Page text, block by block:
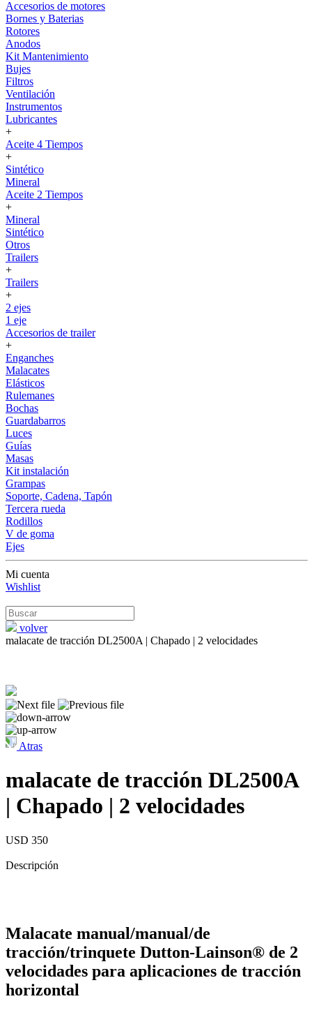
Accesorios de motores
Bornes y Baterias
Rotores
Anodos
Kit Mantenimiento
Bujes
Filtros
Ventilación
Instrumentos
Lubricantes
+
Aceite 4 Tiempos
+
Sintético
Mineral
Aceite 2 Tiempos
+
Mineral
Sintético
Otros
Trailers
+
Trailers
+
2 ejes
1 eje
Accesorios de trailer
+
Enganches
Malacates
Elásticos
Rulemanes
Bochas
Guardabarros
Luces
Guías
Masas
Kit instalación
Grampas
Soporte, Cadena, Tapón
Tercera rueda
Rodillos
V de goma
Ejes
Mi cuenta
Wishlist
volver
malacate de tracción DL2500A | Chapado | 2 velocidades
Atras
malacate de tracción DL2500A
| Chapado | 2 velocidades
USD 350
Descripción
Malacate manual/manual/de
tracción/trinquete Dutton-Lainson® de 2
velocidades para aplicaciones de tracción
horizontal